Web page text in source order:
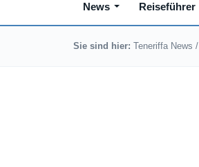
News Reiseführer
Sie sind hier: Teneriffa News /